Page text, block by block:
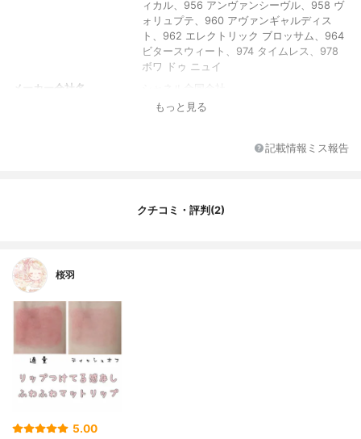
ィカル、956 アンヴァンシーヴル、958 ヴ
ォリュプテ、960 アヴァンギャルディス
ト、962 エレクトリック ブロッサム、964
ビタースウィート、974 タイムレス、978
ボワ ドゥ ニュイ
メーカー会社名
シャネル合同会社
9mlもっと見る
記載情報ミス報告
クチコミ・評判(2)
桜羽
5.00